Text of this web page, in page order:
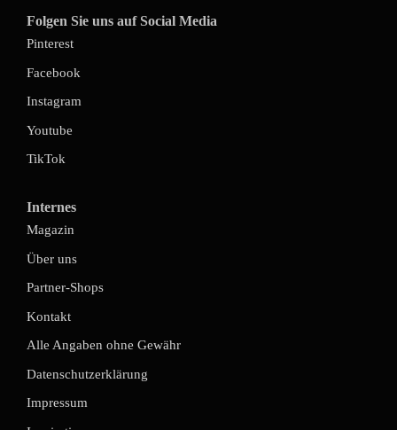
Folgen Sie uns auf Social Media
Pinterest
Facebook
Instagram
Youtube
TikTok
Internes
Magazin
Über uns
Partner-Shops
Kontakt
Alle Angaben ohne Gewähr
Datenschutzerklärung
Impressum